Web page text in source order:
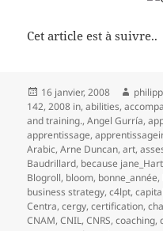
Cet article est à suivre..
Publié
le
16 janvier, 2008 Auteur
142,2008 in,abilities,
and training.,Angel Gurría,
apprentissage,
Arabic,Arne Duncan,art,
Baudrillard, because jane_Hart
Blogroll, bloom, bonne_année,
business strategy,c4lpt,
Centra,cergy,certification,
CNAM,CNIL,CNRS,coaching,